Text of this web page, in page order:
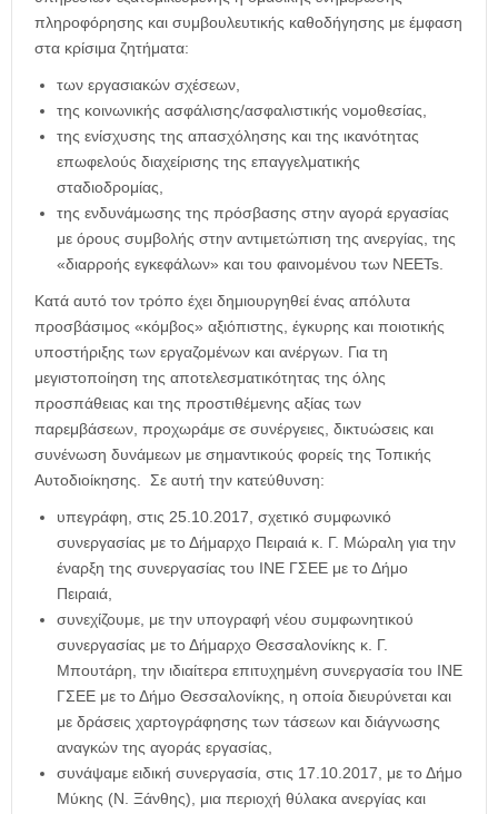
πληροφόρησης και συμβουλευτικής καθοδήγησης με έμφαση
στα κρίσιμα ζητήματα:
των εργασιακών σχέσεων,
της κοινωνικής ασφάλισης/ασφαλιστικής νομοθεσίας,
της ενίσχυσης της απασχόλησης και της ικανότητας
επωφελούς διαχείρισης της επαγγελματικής
σταδιοδρομίας,
της ενδυνάμωσης της πρόσβασης στην αγορά εργασίας
με όρους συμβολής στην αντιμετώπιση της ανεργίας, της
«διαρροής εγκεφάλων» και του φαινομένου των NEETs.
Κατά αυτό τον τρόπο έχει δημιουργηθεί ένας απόλυτα
προσβάσιμος «κόμβος» αξιόπιστης, έγκυρης και ποιοτικής
υποστήριξης των εργαζομένων και ανέργων. Για τη
μεγιστοποίηση της αποτελεσματικότητας της όλης
προσπάθειας και της προστιθέμενης αξίας των
παρεμβάσεων, προχωράμε σε συνέργειες, δικτυώσεις και
συνένωση δυνάμεων με σημαντικούς φορείς της Τοπικής
Αυτοδιοίκησης. Σε αυτή την κατεύθυνση:
υπεγράφη, στις 25.10.2017, σχετικό συμφωνικό
συνεργασίας με το Δήμαρχο Πειραιά κ. Γ. Μώραλη για την
έναρξη της συνεργασίας του ΙΝΕ ΓΣΕΕ με το Δήμο
Πειραιά,
συνεχίζουμε, με την υπογραφή νέου συμφωνητικού
συνεργασίας με το Δήμαρχο Θεσσαλονίκης κ. Γ.
Μπουτάρη, την ιδιαίτερα επιτυχημένη συνεργασία του ΙΝΕ
ΓΣΕΕ με το Δήμο Θεσσαλονίκης, η οποία διευρύνεται και
με δράσεις χαρτογράφησης των τάσεων και διάγνωσης
αναγκών της αγοράς εργασίας,
συνάψαμε ειδική συνεργασία, στις 17.10.2017, με το Δήμο
Μύκης (Ν. Ξάνθης), μια περιοχή θύλακα ανεργίας και